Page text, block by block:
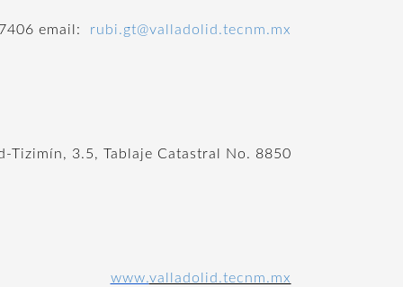
email: rubi.gt@valladolid.tecnm.mx
Tizimín, 3.5, Tablaje Catastral No. 8850
www.valladolid.tecnm.mx